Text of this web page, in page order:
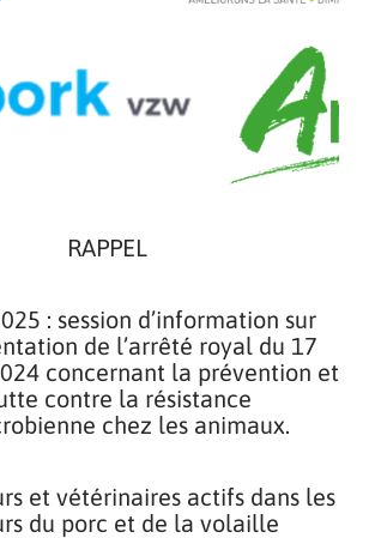
RAPPEL
: session d’information sur
de l’arrêté royal du 17
concernant la prévention et
contre la résistance
chez les animaux.
et vétérinaires actifs dans les
du porc et de la volaille